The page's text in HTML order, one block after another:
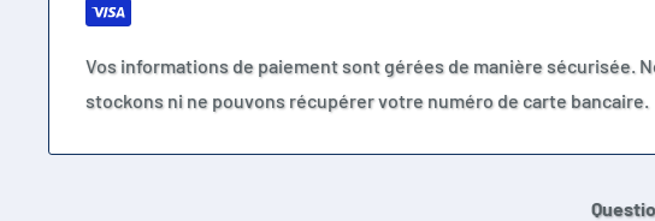
Sony DCR-SX30
Sony DCR-SX33
Sony DCR-SX40
Vos informations de paiement sont gérées de manière sécurisée.
stockons ni ne pouvons récupérer votre numéro de carte bancaire.